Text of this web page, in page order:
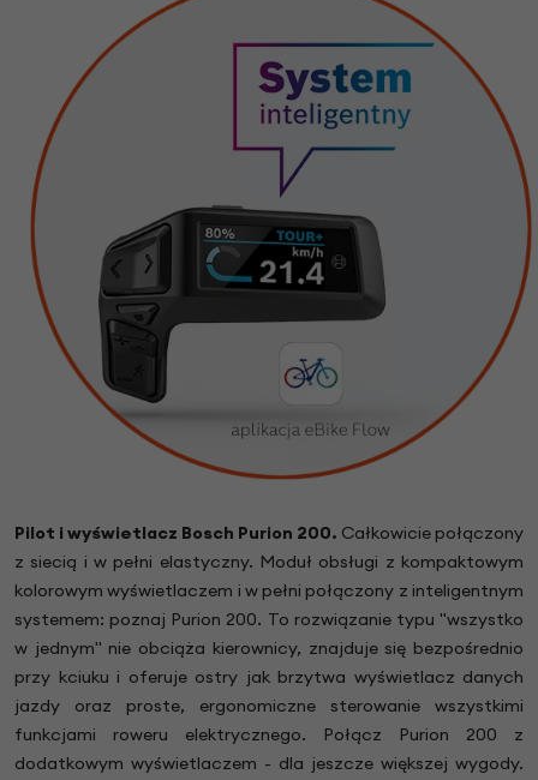
Pilot i wyświetlacz Bosch Purion 200. Całkowicie połączony
z siecią i w pełni elastyczny. Moduł obsługi z kompaktowym
kolorowym wyświetlaczem i w pełni połączony z inteligentnym
systemem: poznaj Purion 200. To rozwiązanie typu "wszystko
w jednym" nie obciąża kierownicy, znajduje się bezpośrednio
przy kciuku i oferuje ostry jak brzytwa wyświetlacz danych
jazdy oraz proste, ergonomiczne sterowanie wszystkimi
funkcjami roweru elektrycznego. Połącz Purion 200 z
dodatkowym wyświetlaczem - dla jeszcze większej wygody.